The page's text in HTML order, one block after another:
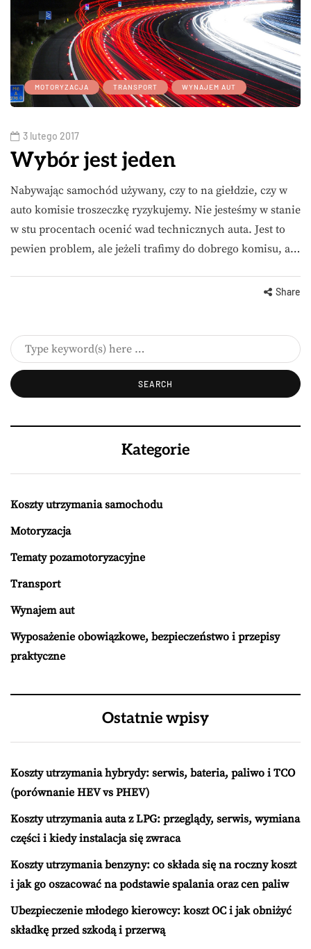
MOTORYZACJA TRANSPORT WYNAJEM AUT
3 lutego 2017
Wybór jest jeden
Nabywając samochód używany, czy to na giełdzie, czy w
auto komisie troszeczkę ryzykujemy. Nie jesteśmy w stanie
w stu procentach ocenić wad technicznych auta. Jest to
pewien problem, ale jeżeli trafimy do dobrego komisu, a…
Share
Kategorie
Koszty utrzymania samochodu
Motoryzacja
Tematy pozamotoryzacyjne
Transport
Wynajem aut
Wyposażenie obowiązkowe, bezpieczeństwo i przepisy
praktyczne
Ostatnie wpisy
Koszty utrzymania hybrydy: serwis, bateria, paliwo i TCO
(porównanie HEV vs PHEV)
Koszty utrzymania auta z LPG: przeglądy, serwis, wymiana
części i kiedy instalacja się zwraca
Koszty utrzymania benzyny: co składa się na roczny koszt
i jak go oszacować na podstawie spalania oraz cen paliw
Ubezpieczenie młodego kierowcy: koszt OC i jak obniżyć
składkę przed szkodą i przerwą